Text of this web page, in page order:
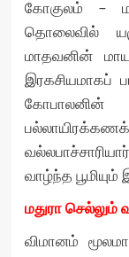
கோகுலம் –
தொலைவில்
மாதவனின்
இரகசியமாகப்
வாழ்ந்த பூமியும்
மதுரா செல்லும்
விமானம்